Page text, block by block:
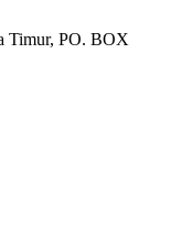
Timur, PO. BOX